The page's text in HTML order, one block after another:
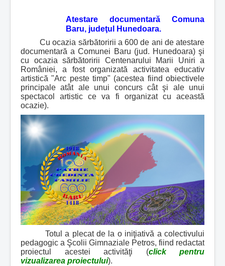
Atestare documentară Comuna
Baru, judeţul Hunedoara.
Cu ocazia sărbătoririi a 600 de ani de atestare
documentară a Comunei Baru (jud. Hunedoara) şi
cu ocazia sărbătoririi Centenarului Marii Uniri a
României, a fost organizată activitatea educativ
artistică "Arc peste timp" (acestea fiind obiectivele
principale atât ale unui concurs cât şi ale unui
spectacol artistic ce va fi organizat cu această
ocazie).
Totul a plecat de la o iniţiativă a colectivului
pedagogic a Şcolii Gimnaziale Petros, fiind redactat
proiectul acestei activităţi (click pentru
vizualizarea proiectului).